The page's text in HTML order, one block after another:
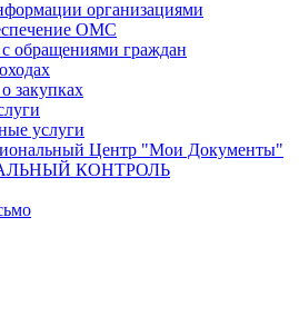
организациями
ОМС
обращениями граждан
закупках
услуги
Центр "Мои Документы"
КОНТРОЛЬ